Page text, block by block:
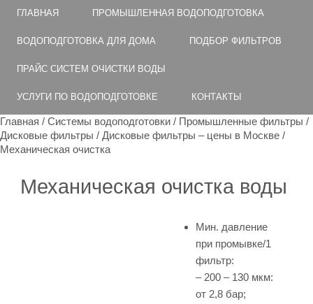
ГЛАВНАЯ ПРОМЫШЛЕННАЯ ВОДОПОДГОТОВКА
ВОДОПОДГОТОВКА ДЛЯ ДОМА ПОДБОР ФИЛЬТРОВ
ПРАЙС СИСТЕМ ОЧИСТКИ ВОДЫ
УСЛУГИ ПО ВОДОПОДГОТОВКЕ КОНТАКТЫ
Главная / Системы водоподготовки / Промышленные фильтры /
Дисковые фильтры / Дисковые фильтры – цены в Москве /
Механическая очистка
Механическая очистка воды
Мин. давление
при промывке/1
фильтр:
– 200 – 130 мкм:
от 2,8 бар;